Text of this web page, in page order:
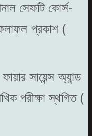
সেফটি কোর্স-
ফলাফল প্রকাশ (
সায়েন্স অ্যান্ড
পরীক্ষা স্থগিত (